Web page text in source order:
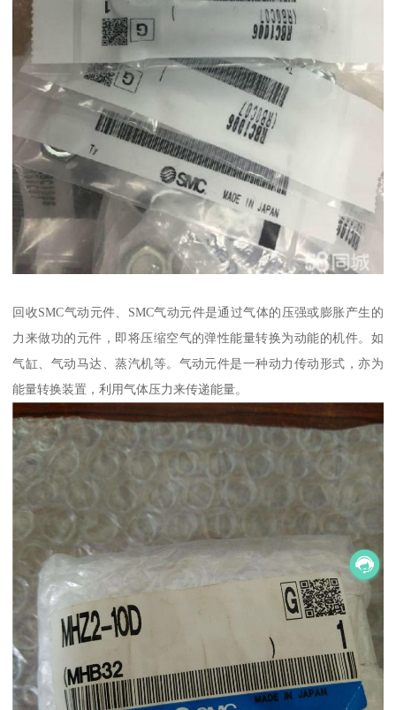
回收SMC气动元件、SMC气动元件是通过气体的压强或膨胀产生的
力来做功的元件，即将压缩空气的弹性能量转换为动能的机件。如
气缸、气动马达、蒸汽机等。气动元件是一种动力传动形式，亦为
能量转换装置，利用气体压力来传递能量。